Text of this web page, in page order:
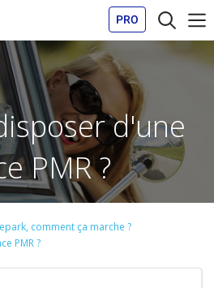
PRO
d'une
PMR ?
comment ça marche ?
PMR ?